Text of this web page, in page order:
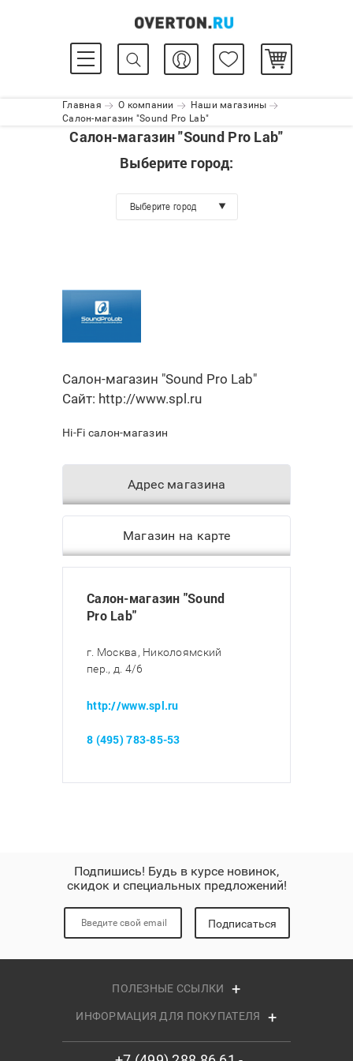
Главная О компании
Наши магазины
Салон-магазин "Sound Pro Lab"
Салон-магазин "Sound Pro Lab"
Выберите город:
Выберите город
Салон-магазин "Sound Pro Lab"
Сайт: http://www.spl.ru
Hi-Fi салон-магазин
Адрес магазина
Магазин на карте
Салон-магазин "Sound
Pro Lab"
г. Москва, Николоямский
пер., д. 4/6
http://www.spl.ru
8 (495) 783-85-53
Подпишись! Будь в курсе новинок,
скидок и специальных предложений!
Подписаться
ПОЛЕЗНЫЕ ССЫЛКИ
ИНФОРМАЦИЯ ДЛЯ ПОКУПАТЕЛЯ